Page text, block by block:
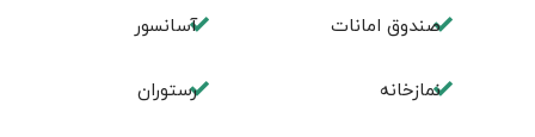
صندوق امانات آسانسور
نمازخانه رستوران